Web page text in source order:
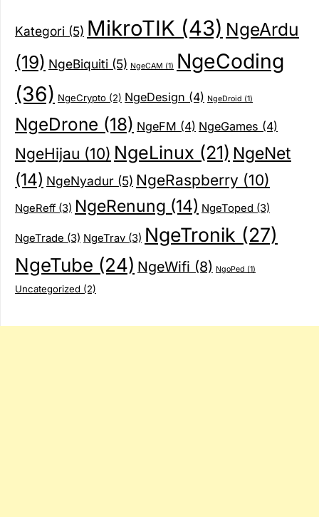
Kategori (5) MikroTIK (43) NgeArdu
(19) NgeBiquiti (5) NgeCAM (1) NgeCoding
(36) NgeCrypto (2) NgeDesign (4) NgeDroid (1)
NgeDrone (18) NgeFM (4) NgeGames (4)
NgeHijau (10) NgeLinux (21) NgeNet
(14) NgeNyadur (5) NgeRaspberry (10)
NgeReff (3) NgeRenung (14) NgeToped (3)
NgeTrade (3) NgeTrav (3) NgeTronik (27)
NgeTube (24) NgeWifi (8) NgoPed (1)
Uncategorized (2)